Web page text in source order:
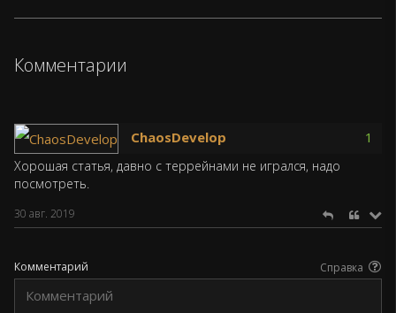
Комментарии
ChaosDevelop 1
Хорошая статья, давно с террейнами не игрался, надо
посмотреть.
30 авг. 2019
Комментарий Справка